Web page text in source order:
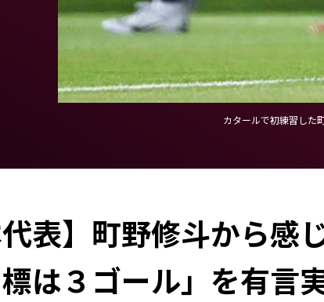
カタールで初練習した
代表】町野修斗から
は３ゴール」を有言